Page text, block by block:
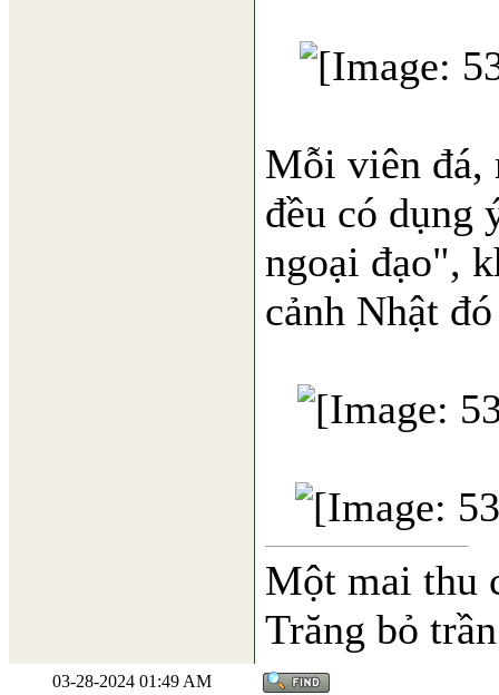
Mỗi viên đá,
đều có dụng
ngoại đạo",
cảnh Nhật
Một mai thu
Trăng bỏ
03-28-2024 01:49 AM